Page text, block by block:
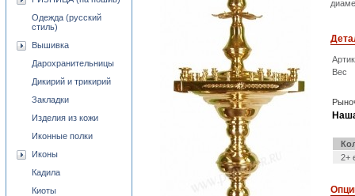
Вес
2+
Одежда (русский
стиль)
Вышивка
Дарохранительницы
Дикирий и трикирий
Закладки
Изделия из кожи
Иконные полки
Иконы
Кадила
Киоты